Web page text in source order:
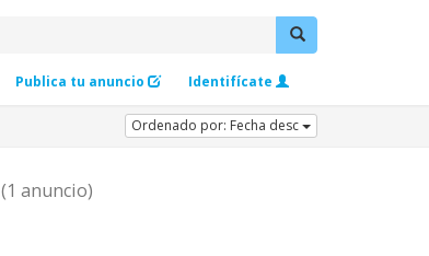
Publica tu anuncio Identifícate
Ordenado por: Fecha desc
(1 anuncio)